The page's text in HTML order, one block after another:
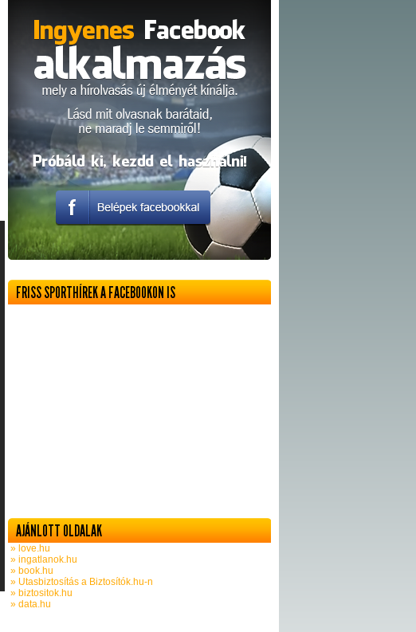
FRISS SPORTHÍREK A FACEBOOKON IS
AJÁNLOTT OLDALAK
» love.hu
» ingatlanok.hu
» book.hu
» Utasbiztosítás a Biztosítók.hu-n
» biztositok.hu
» data.hu